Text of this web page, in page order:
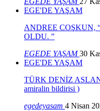
EGE'DE YAŞAM
ANDREE COŞKUN,
OLDU. ”
EGEDE YAŞAM30
EGE'DE YAŞAM
TÜRK DENİZ
amiralin bildirisi )
egedeyasam 4 Nisan